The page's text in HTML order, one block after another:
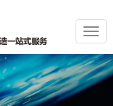
切
换
导
航